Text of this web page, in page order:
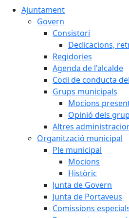
Ajuntament
Govern
Consistori
Dedicacions,
Regidories
Agenda de l'alcalde
Codi de conducta
Grups municipals
Mocions
Opinió dels
Altres
Organització municipal
Ple municipal
Mocions
Històric
Junta de Govern
Junta de Portaveus
Comissions